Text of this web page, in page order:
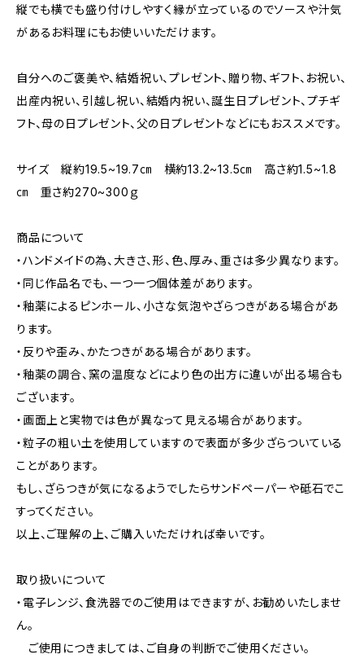
縦でも横でも盛り付けしやすく縁が立っているのでソースや汁気
があるお料理にもお使いいただけます。
自分へのご褒美や、結婚祝い、プレゼント、贈り物、ギフト、お祝い、
出産内祝い、引越し祝い、結婚内祝い、誕生日プレゼント、プチギ
フト、母の日プレゼント、父の日プレゼントなどにもおススメです。
サイズ 縦約19.5~19.7㎝ 横約13.2~13.5㎝ 高さ約1.5~1.8
㎝ 重さ約270~300ｇ
商品について
・ハンドメイドの為、大きさ、形、色、厚み、重さは多少異なります。
・同じ作品名でも、一つ一つ個体差があります。
・釉薬によるピンホール、小さな気泡やざらつきがある場合があ
ります。
・反りや歪み、かたつきがある場合があります。
・釉薬の調合、窯の温度などにより色の出方に違いが出る場合も
ございます。
・画面上と実物では色が異なって見える場合があります。
・粒子の粗い土を使用していますので表面が多少ざらついている
ことがあります。
もし、ざらつきが気になるようでしたらサンドペーパーや砥石でこ
すってください。
以上、ご理解の上、ご購入いただければ幸いです。
取り扱いについて
・電子レンジ、食洗器でのご使用はできますが、お勧めいたしませ
ん。
ご使用につきましては、ご自身の判断でご使用ください。